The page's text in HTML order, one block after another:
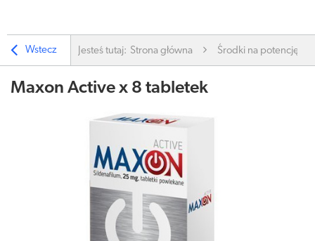
Wstecz Jesteś tutaj: Strona główna Środki na potencję i
Maxon Active x 8 tabletek